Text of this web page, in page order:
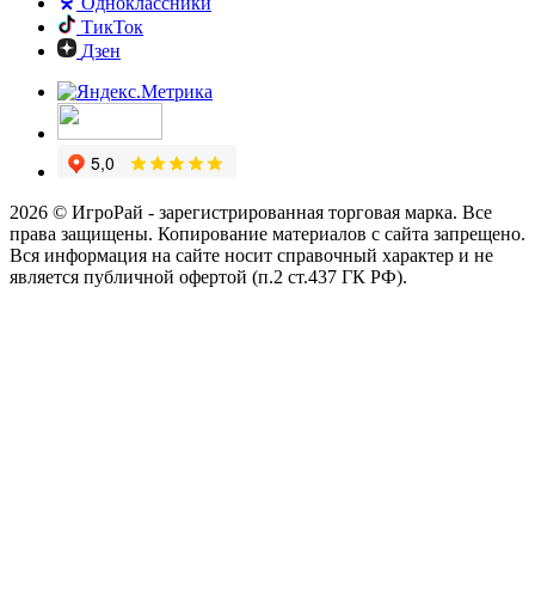
ТикТок
Дзен
2026 © ИгроРай - зарегистрированная торговая марка. Все
права защищены. Копирование материалов с сайта запрещено.
Вся информация на сайте носит справочный характер и не
является публичной офертой (п.2 ст.437 ГК РФ).